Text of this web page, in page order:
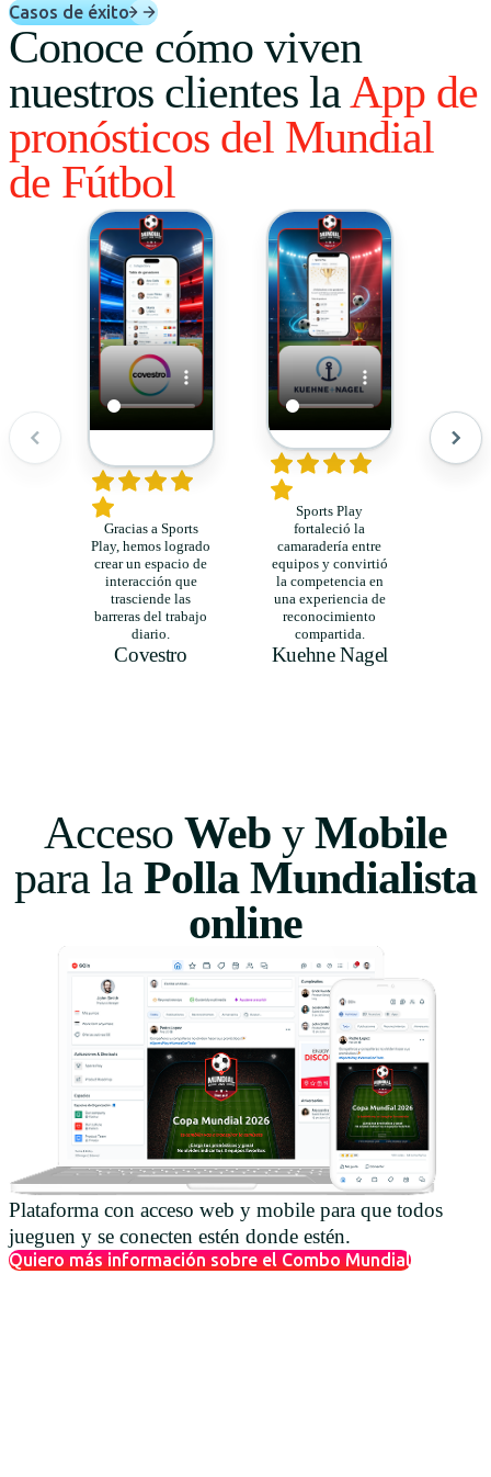
Casos de éxito
Conoce cómo viven
nuestros clientes la App de
pronósticos del Mundial
de Fútbol
Gracias a Sports
Play, hemos logrado
crear un espacio de
interacción que
trasciende las
barreras del trabajo
diario.
Covestro
Sports Play
fortaleció la
camaradería entre
equipos y convirtió
la competencia en
una experiencia de
reconocimiento
compartida.
Kuehne Nagel
Acceso Web yMobile
para laPolla Mundialista
online
Plataforma con acceso web y mobile para que todos
jueguen y se conecten estén donde estén.
Quiero más información sobre el Combo Mundial